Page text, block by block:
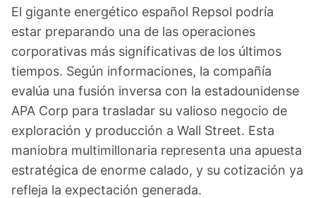
El gigante energético español Repsol podría
estar preparando una de las operaciones
corporativas más significativas de los últimos
tiempos. Según informaciones, la compañía
evalúa una fusión inversa con la estadounidense
APA Corp para trasladar su valioso negocio de
exploración y producción a Wall Street. Esta
maniobra multimillonaria representa una apuesta
estratégica de enorme calado, y su cotización ya
refleja la expectación generada.